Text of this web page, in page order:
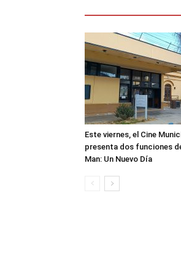
Este viernes, el Cine
presenta dos funciones
Man: Un Nuevo Día